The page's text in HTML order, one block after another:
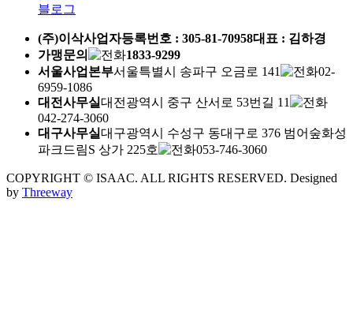
블로그
(주)이삭사업자등록번호 : 305-81-70958대표 : 김하경
가맹문의
1833-9299
서울사업본부서울특별시 송파구 오금로 141
02-
6959-1086
대전사무실대전광역시 중구 산서로 53번길 11
042-274-3060
대구사무실대구광역시 수성구 동대구로 376 범어숲화성
파크드림S 상가 225호
053-746-3060
COPYRIGHT © ISAAC. ALL RIGHTS RESERVED. Designed
by Threeway